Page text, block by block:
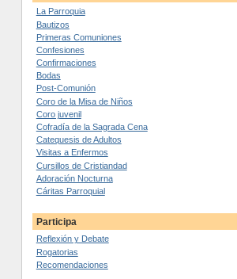
La Parroquia
Bautizos
Primeras Comuniones
Confesiones
Confirmaciones
Bodas
Post-Comunión
Coro de la Misa de Niños
Coro juvenil
Cofradía de la Sagrada Cena
Catequesis de Adultos
Visitas a Enfermos
Cursillos de Cristiandad
Adoración Nocturna
Cáritas Parroquial
Participa
Reflexión y Debate
Rogatorias
Recomendaciones